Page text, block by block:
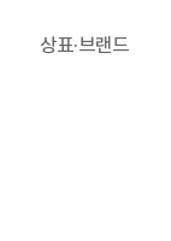
상표·브랜드